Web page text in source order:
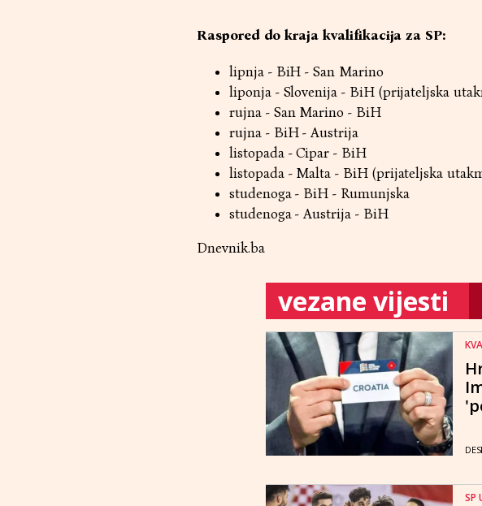
Raspored do kraja kvalifikacija za SP:
lipnja - BiH - San Marino
liponja - Slovenija - BiH (prijateljska
rujna - San Marino - BiH
rujna - BiH - Austrija
listopada - Cipar - BiH
listopada - Malta - BiH (prijateljska
studenoga - BiH - Rumunjska
studenoga - Austrija - BiH
Dnevnik.ba
vezane vijesti
SP